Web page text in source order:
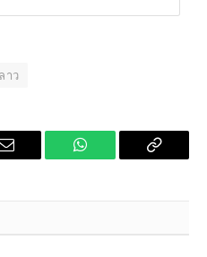
าว
Email WhatsApp Copy